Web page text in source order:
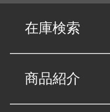
提供する旨の同意
各社と共同利用す
在庫検索
商品紹介